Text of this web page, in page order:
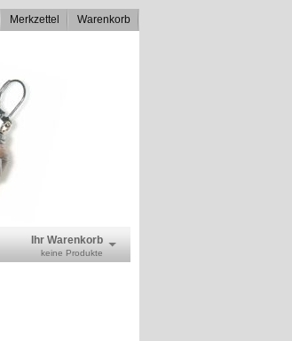
Merkzettel Warenkorb
Ihr Warenkorb
keine Produkte